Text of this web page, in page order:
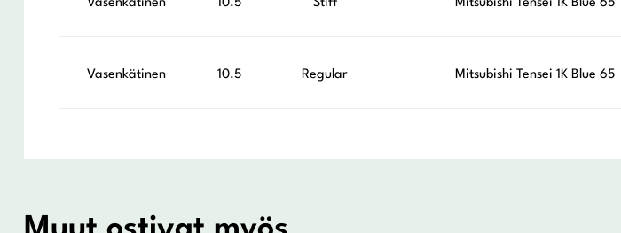
Vasenkätinen 10.5 Stiff Mitsubishi Tensei 1K Blue 65
Vasenkätinen 10.5 Regular Mitsubishi Tensei 1K Blue 65